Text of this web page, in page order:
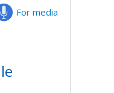
For media